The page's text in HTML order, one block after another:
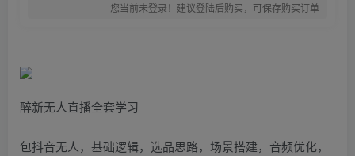
您当前未登录！建议登陆后购买，可保存购买订单
醉新无人直播全套学习
包抖音无人，基础逻辑，选品思路，场景搭建，音频优化，